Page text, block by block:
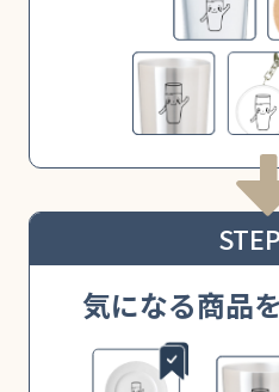
気になる商品